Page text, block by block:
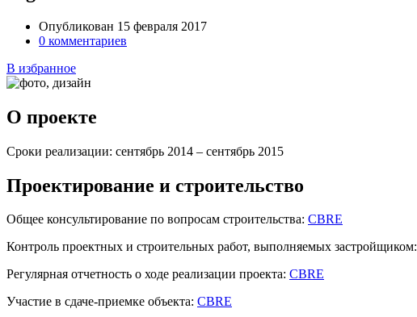
Опубликован 15 февраля 2017
0 комментариев
В избранное
О проекте
Сроки реализации: сентябрь 2014 – сентябрь 2015
Проектирование и строительство
Общее консультирование по вопросам строительства: CBRE
Контроль проектных и строительных работ, выполняемых застройщиком:
Регулярная отчетность о ходе реализации проекта: CBRE
Участие в сдаче-приемке объекта: CBRE